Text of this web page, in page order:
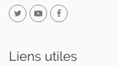
Liens utiles